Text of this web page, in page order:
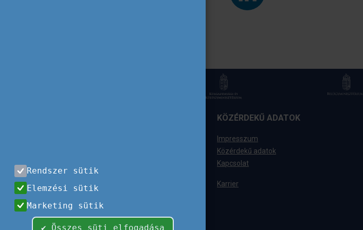
+36 (1) 237-1300
+36 (1) 237-1320
KÖZÉRDEKŰ ADATOK
Impresszum
Közérdekű adatok
Kapcsolat
Karrier
Rendszer sütik
Elemzési sütik
Marketing sütik
✔ Összes süti elfogadása